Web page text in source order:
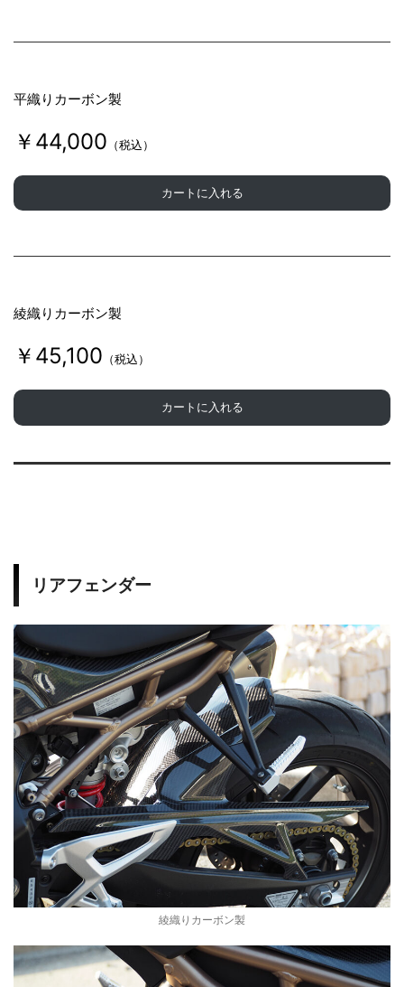
平織りカーボン製
￥44,000 （税込）
カートに入れる
綾織りカーボン製
￥45,100 （税込）
カートに入れる
リアフェンダー
綾織りカーボン製